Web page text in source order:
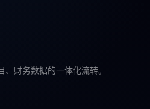
财务数据的一体化流转。